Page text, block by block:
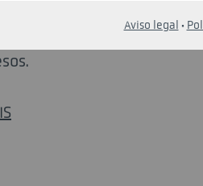
Aviso legal ·